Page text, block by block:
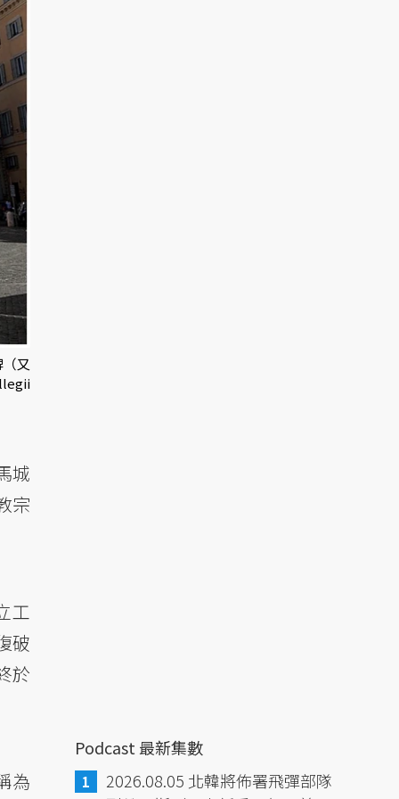
又
城
宗
工
破
於
為
Podcast 最新集數
2026.08.05 北韓將佈署飛彈部隊